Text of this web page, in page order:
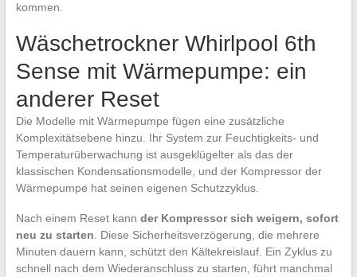
kommen.
Wäschetrockner Whirlpool 6th
Sense mit Wärmepumpe: ein
anderer Reset
Die Modelle mit Wärmepumpe fügen eine zusätzliche
Komplexitätsebene hinzu. Ihr System zur Feuchtigkeits- und
Temperaturüberwachung ist ausgeklügelter als das der
klassischen Kondensationsmodelle, und der Kompressor der
Wärmepumpe hat seinen eigenen Schutzzyklus.
Nach einem Reset kann der Kompressor sich weigern, sofort
neu zu starten. Diese Sicherheitsverzögerung, die mehrere
Minuten dauern kann, schützt den Kältekreislauf. Ein Zyklus zu
schnell nach dem Wiederanschluss zu starten, führt manchmal